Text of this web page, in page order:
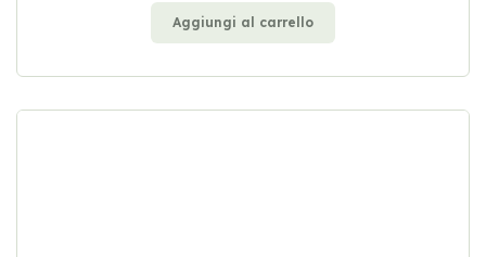
Aggiungi al carrello